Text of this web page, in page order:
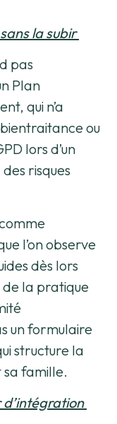
la subir
pas
Plan
qui n’a
ou
lors d’un
risques
l’on observe
dès lors
de la pratique
un formulaire
structure la
famille.